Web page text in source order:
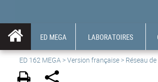
ED MEGA LABORATOIRES
ED 162 MEGA >Version française > Réseau de